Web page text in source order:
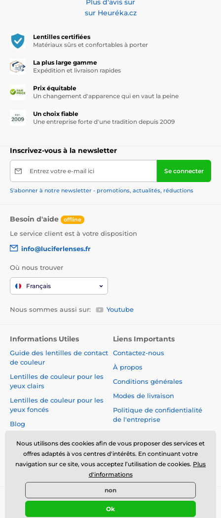
Plus d'avis sur
sur Heuréka.cz
Lentilles certifiées
Matériaux sûrs et confortables à porter
La plus large gamme
Expédition et livraison rapides
Prix équitable
Un changement d'apparence qui en vaut la peine
Un choix fiable
Une entreprise forte d'une tradition depuis 2009
Inscrivez-vous à la newsletter
Entrez votre e-mail ici Se connecter
S'abonner à notre newsletter - promotions, actualités, réductions
Besoin d'aide offline
Le service client est à votre disposition
info@luciferlenses.fr
Où nous trouver
Français
Nous sommes aussi sur: Youtube
Informations Utiles
Guide des lentilles de contact
de couleur
Lentilles de couleur pour les
yeux clairs
Lentilles de couleur pour les
yeux foncés
Blog
Liens Importants
Contactez-nous
À propos
Conditions générales
Modes de livraison
Politique de confidentialité
de l'entreprise
du Contrat
Sécurité et qualité sans
compromis
© 2026 www.luciferlenses.fr ⦁ Boutique en ligne créée par
SIMPLIA.cz
Nous utilisons des cookies afin de vous proposer des services et
offres adaptés à vos centres d'intérêts. En continuant votre
navigation sur ce site, vous acceptez l’utilisation de cookies. Plus
d'informations
non
Ok